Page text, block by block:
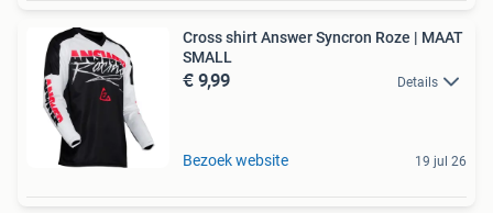
Cross shirt Answer Syncron Roze | MAAT
SMALL
€ 9,99 Details
Bezoek website 19 jul 26